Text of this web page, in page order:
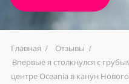
Главная
Отзывы
Впервые я столкнулся с
центре Oceania в канун